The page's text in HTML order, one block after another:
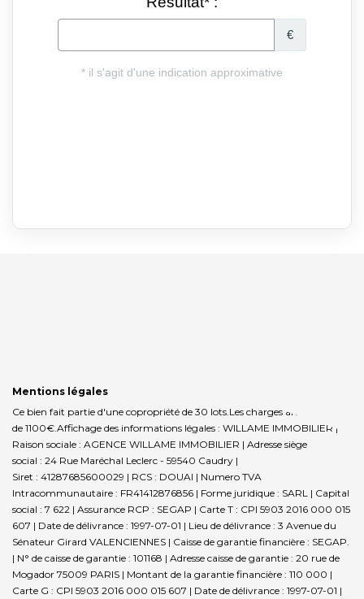
Mentions légales
Ce bien fait partie d'une copropriété de 30 lots.Les charges annuelles sont
de 1100€. Affichage des informations légales : WILLAME IMMOBILIER |
Raison sociale : AGENCE WILLAME IMMOBILIER | Adresse siège
social : 24 Rue Maréchal Leclerc - 59540 Caudry |
Siret : 41287685600029 | RCS : DOUAI | Numero TVA
Intracommunautaire : FR41412876856 | Forme juridique : SARL | Capital
social : 7 622 | Assurance RCP : SEGAP | Carte T : CPI 5903 2016 000 015
607 | Date de délivrance : 1997-07-01 | Lieu de délivrance : 3 Avenue du
Sénateur Girard VALENCIENNES | Caisse de garantie financière : SEGAP.
| N° de caisse de garantie : 101168 | Adresse caisse de garantie : 20 rue de
Mogador 75009 PARIS | Montant de la garantie financière : 110 000 |
Carte G : CPI 5903 2016 000 015 607 | Date de délivrance : 1997-07-01 |